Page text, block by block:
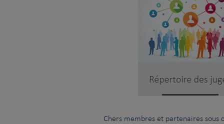
Le Comité Exécutif de la FCI et l’AKC se sont réunis à New York
Chers membres et partenaires sous